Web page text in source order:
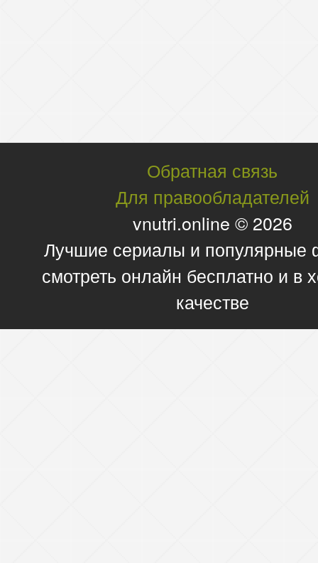
Обратная связь
Для правообладателей
vnutri.online © 2026
Лучшие сериалы и
смотреть онлайн бесплатно и в
качестве